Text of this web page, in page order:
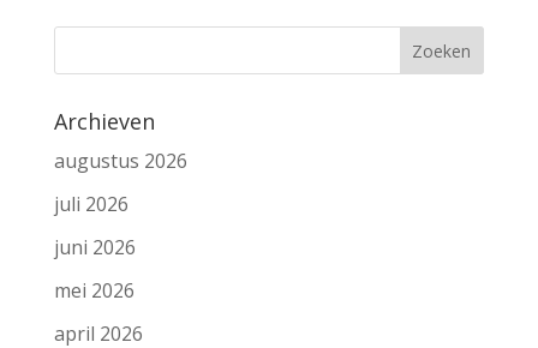
Archieven
augustus 2026
juli 2026
juni 2026
mei 2026
april 2026